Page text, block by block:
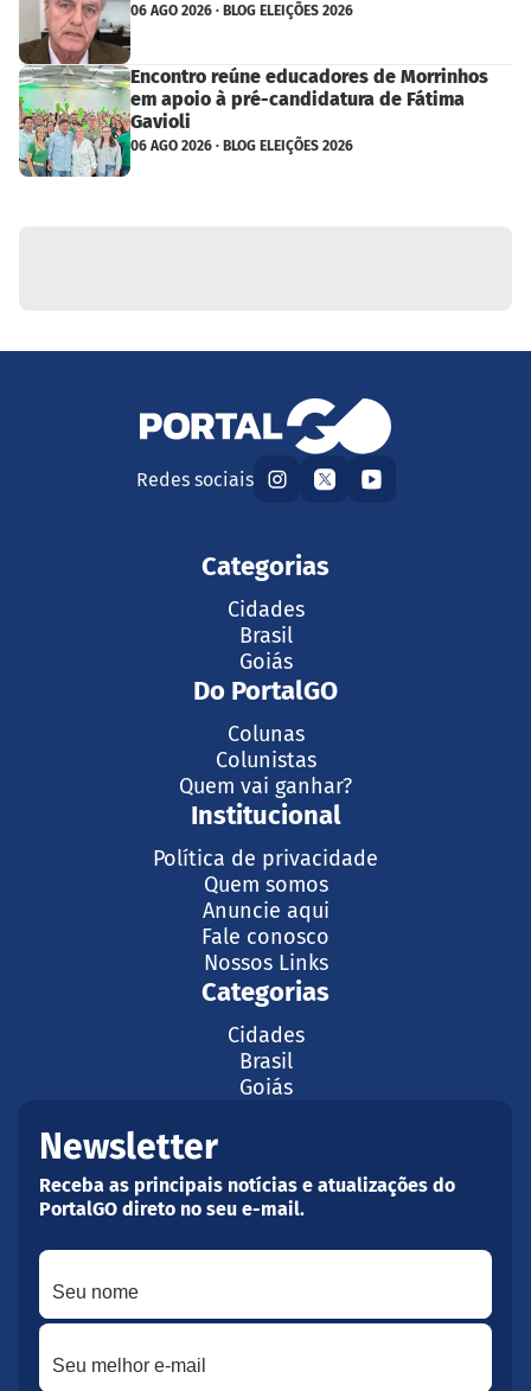
06 AGO 2026 · BLOG ELEIÇÕES 2026
Encontro reúne educadores de Morrinhos
em apoio à pré-candidatura de Fátima
Gavioli
06 AGO 2026 · BLOG ELEIÇÕES 2026
Redes sociais
Categorias
Cidades
Brasil
Goiás
Do PortalGO
Colunas
Colunistas
Quem vai ganhar?
Institucional
Política de privacidade
Quem somos
Anuncie aqui
Fale conosco
Nossos Links
Categorias
Cidades
Brasil
Goiás
Newsletter
Receba as principais notícias e atualizações do
PortalGO direto no seu e-mail.
Seu nome
Seu melhor e-mail